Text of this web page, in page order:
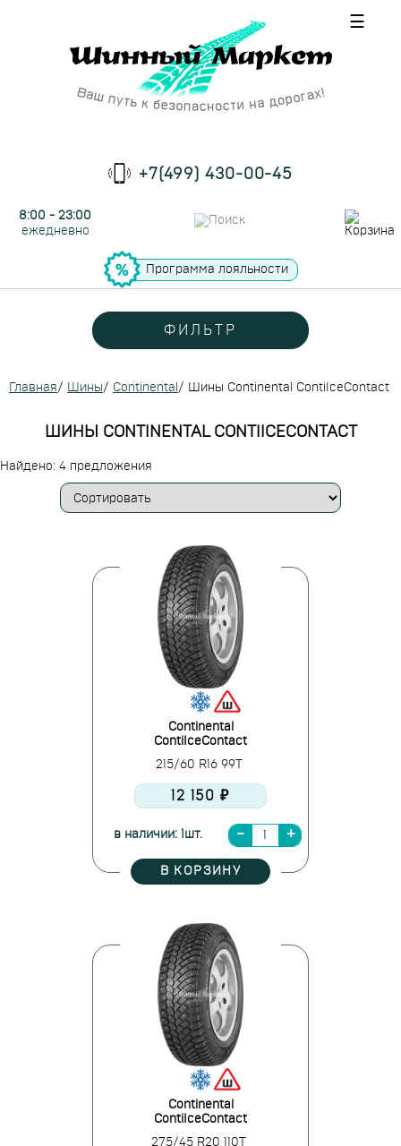
☰
+7(499) 430-00-45
8:00 - 23:00
ежедневно
Программа лояльности
ФИЛЬТР
Главная/ Шины/ Continental / Шины Continental ContiIceContact
ШИНЫ CONTINENTAL CONTIICECONTACT
Найдено: 4 предложения
Continental
ContiIceContact
215/60 R16 99T
12 150 ₽
в наличии: 1шт.
В КОРЗИНУ
Continental
ContiIceContact
275/45 R20 110T